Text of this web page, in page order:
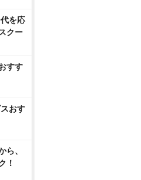
を応
クー
すす
おす
ら、
！